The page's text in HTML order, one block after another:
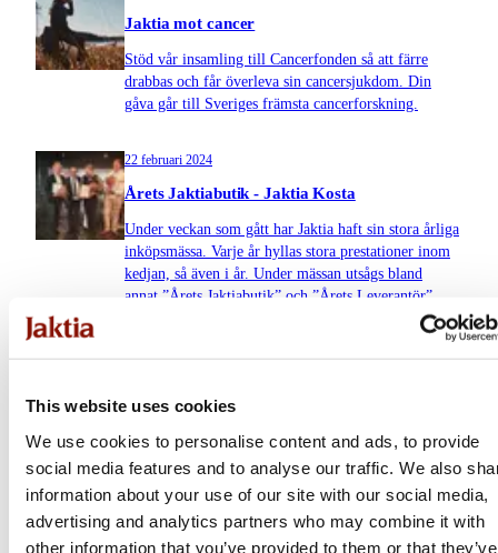
This website uses cookies
We use cookies to personalise content and ads, to provide
social media features and to analyse our traffic. We also
information about your use of our site with our social media,
advertising and analytics partners who may combine it with
other information that you’ve provided to them or that they’ve
Jaktia mot cancer
Stöd vår insamling till Cancerfonden så att färre
drabbas och får överleva sin cancersjukdom. Din
gåva går till Sveriges främsta cancerforskning.
Årets Jaktiabutik - Jaktia Kosta
Under veckan som gått har Jaktia haft sin stora årliga
inköpsmässa. Varje år hyllas stora prestationer inom
kedjan, så även i år. Under mässan utsågs bland
annat ”Årets Jaktiabutik” och ”Årets Leverantör”.
22 februari 2024
Jaktia hälsar Alexander Knutsson välkommen
som ny Chief Digital Officer
29 november 2023